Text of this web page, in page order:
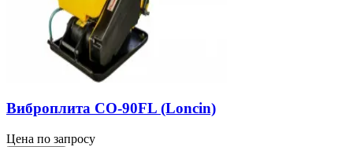
Виброплита СО-90FL (Loncin)
Цена по запросу